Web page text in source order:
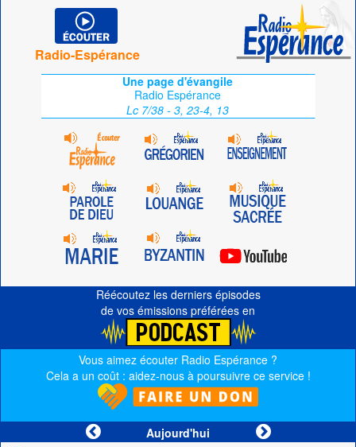
Radio-Espérance
Une page d'évangile
Radio Espérance
Lc 7/38 - 3, 23-4, 13
Réécoutez les derniers épisodes
de vos émissions préférées en
Vous aimez écouter Radio Espérance ?
Cela a un coût : aidez-nous à poursuivre ce service !
Aujourd'hui